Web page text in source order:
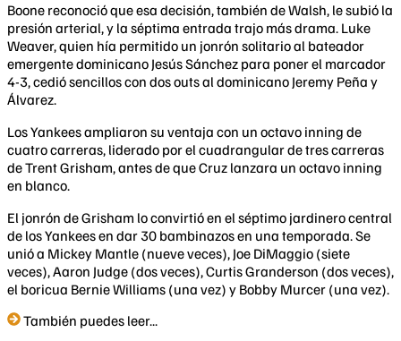
Boone reconoció que esa decisión, también de Walsh, le subió la
presión arterial, y la séptima entrada trajo más drama. Luke
Weaver, quien hía permitido un jonrón solitario al bateador
emergente dominicano Jesús Sánchez para poner el marcador
4-3, cedió sencillos con dos outs al dominicano Jeremy Peña y
Álvarez.
Los Yankees ampliaron su ventaja con un octavo inning de
cuatro carreras, liderado por el cuadrangular de tres carreras
de Trent Grisham, antes de que Cruz lanzara un octavo inning
en blanco.
El jonrón de Grisham lo convirtió en el séptimo jardinero central
de los Yankees en dar 30 bambinazos en una temporada. Se
unió a Mickey Mantle (nueve veces), Joe DiMaggio (siete
veces), Aaron Judge (dos veces), Curtis Granderson (dos veces),
el boricua Bernie Williams (una vez) y Bobby Murcer (una vez).
También puedes leer...